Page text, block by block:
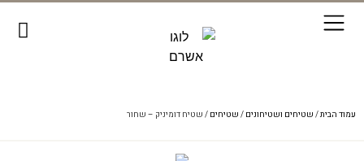
עמוד הבית/ שטיחים ושטיחונים / שטיחים / שטיח דומיניק – שחור